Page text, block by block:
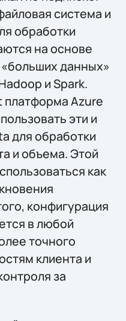
система и
обработки
на основе
данных»
и Spark.
Azure
эти и
для обработки
и объема. Этой
как
конфигурация
в любой
точного
клиента и
за